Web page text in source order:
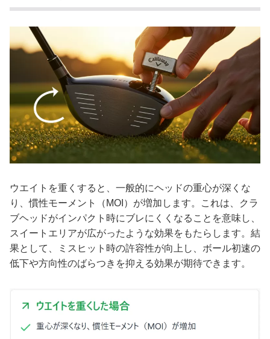
ウエイトを重くすると、一般的にヘッドの重心が深くな
り、慣性モーメント（MOI）が増加します。これは、クラ
ブヘッドがインパクト時にブレにくくなることを意味し、
スイートエリアが広がったような効果をもたらします。結
果として、ミスヒット時の許容性が向上し、ボール初速の
低下や方向性のばらつきを抑える効果が期待できます。